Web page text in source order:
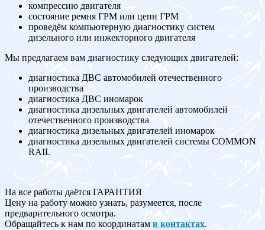
компрессию двигателя
состояние ремня ГРМ или цепи ГРМ
проведём компьютерную диагностику систем
дизельного или инжекторного двигателя
Мы предлагаем вам диагностику следующих двигателей:
диагностика ДВС автомобилей отечественного
производства
диагностика ДВС иномарок
диагностика дизельных двигателей автомобилей
отечественного производства
диагностика дизельных двигателей иномарок
диагностика дизельных двигателей системы COMMON
RAIL
На все работы даётся ГАРАНТИЯ
Цену на работу можно узнать, разумеется, после
предварительного осмотра.
Обращайтесь к нам по координатам в контактах.